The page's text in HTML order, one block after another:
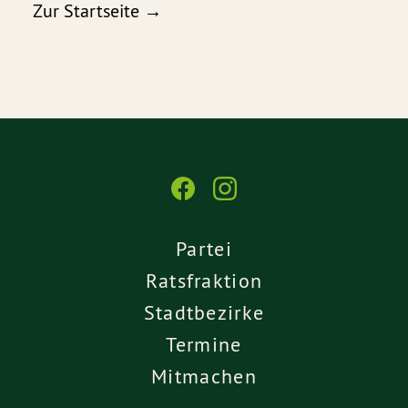
Zur Startseite →
Partei
Ratsfraktion
Stadtbezirke
Termine
Mitmachen